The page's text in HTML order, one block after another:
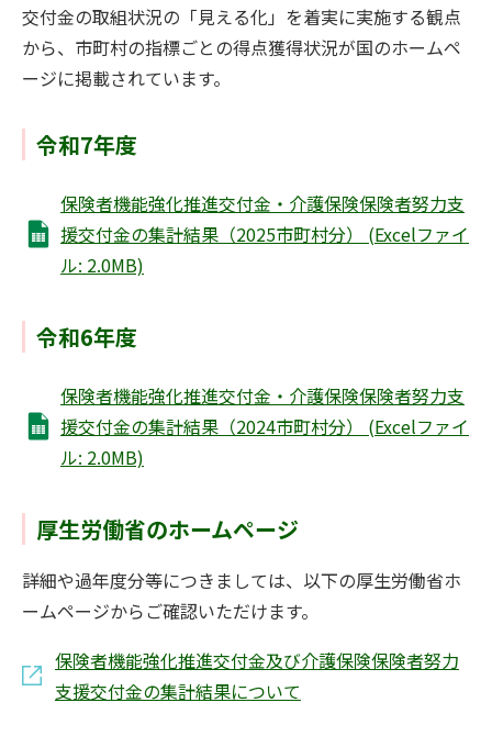
交付金の取組状況の「見える化」を着実に実施する観点
から、市町村の指標ごとの得点獲得状況が国のホームペ
ージに掲載されています。
令和7年度
保険者機能強化推進交付金・介護保険保険者努力支
援交付金の集計結果（2025市町村分） (Excelファイ
ル: 2.0MB)
令和6年度
保険者機能強化推進交付金・介護保険保険者努力支
援交付金の集計結果（2024市町村分） (Excelファイ
ル: 2.0MB)
厚生労働省のホームページ
詳細や過年度分等につきましては、以下の厚生労働省ホ
ームページからご確認いただけます。
保険者機能強化推進交付金及び介護保険保険者努力
支援交付金の集計結果について